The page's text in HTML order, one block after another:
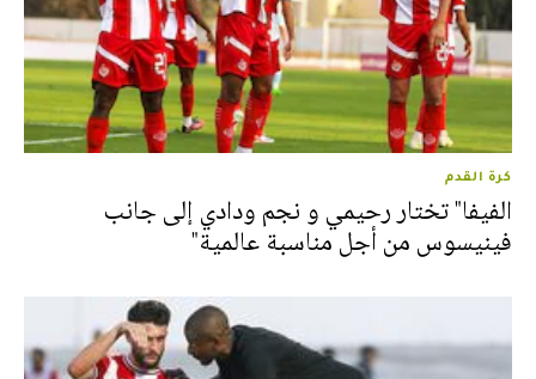
كرة القدم
الفيفا" تختار رحيمي و نجم ودادي إلى جانب
فينيسوس من أجل مناسبة عالمية"